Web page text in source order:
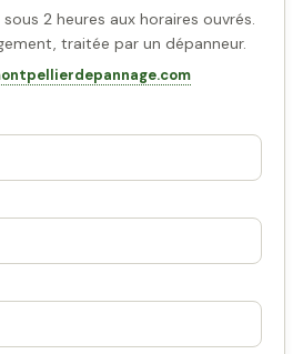
2 heures aux horaires ouvrés.
traitée par un dépanneur.